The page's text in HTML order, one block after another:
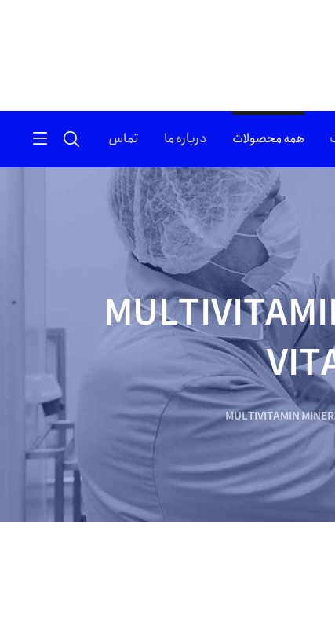
همه محصولات درباره ما تماس
MULTIVITAMIN